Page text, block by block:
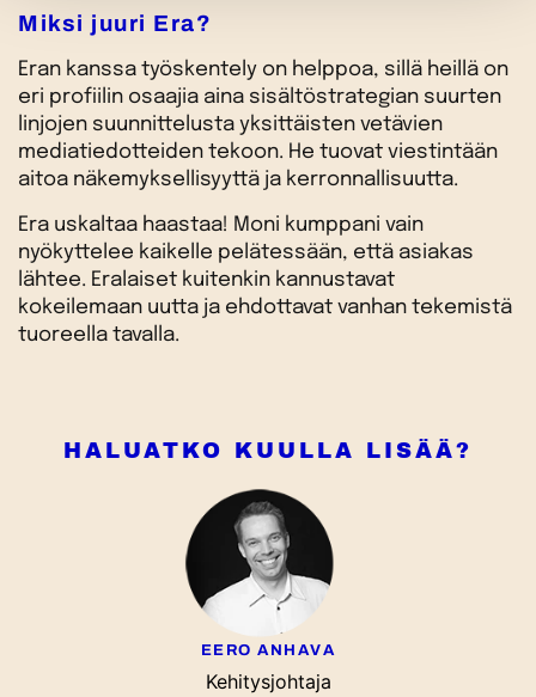
Miksi juuri Era?
Eran kanssa työskentely on helppoa, sillä heillä on
eri profiilin osaajia aina sisältöstrategian suurten
linjojen suunnittelusta yksittäisten vetävien
mediatiedotteiden tekoon. He tuovat viestintään
aitoa näkemyksellisyyttä ja kerronnallisuutta.
Era uskaltaa haastaa! Moni kumppani vain
nyökyttelee kaikelle pelätessään, että asiakas
lähtee. Eralaiset kuitenkin kannustavat
kokeilemaan uutta ja ehdottavat vanhan tekemistä
tuoreella tavalla.
HALUATKO KUULLA LISÄÄ?
EERO ANHAVA
Kehitysjohtaja